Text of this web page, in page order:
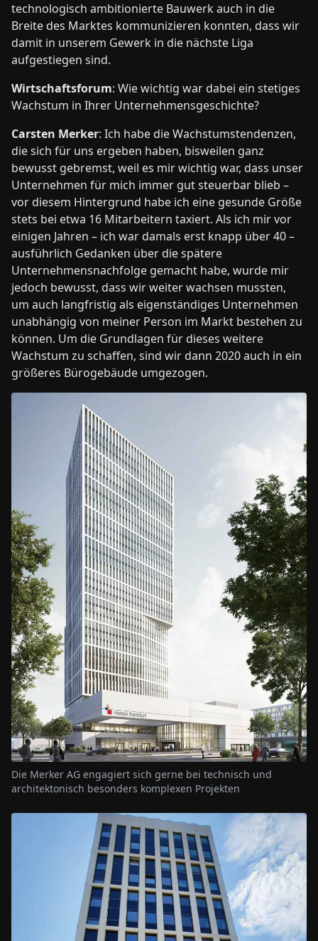
technologisch ambitionierte Bauwerk auch in die
Breite des Marktes kommunizieren konnten, dass wir
damit in unserem Gewerk in die nächste Liga
aufgestiegen sind.
Wirtschaftsforum: Wie wichtig war dabei ein stetiges
Wachstum in Ihrer Unternehmensgeschichte?
Carsten Merker: Ich habe die Wachstumstendenzen,
die sich für uns ergeben haben, bisweilen ganz
bewusst gebremst, weil es mir wichtig war, dass unser
Unternehmen für mich immer gut steuerbar blieb –
vor diesem Hintergrund habe ich eine gesunde Größe
stets bei etwa 16 Mitarbeitern taxiert. Als ich mir vor
einigen Jahren – ich war damals erst knapp über 40 –
ausführlich Gedanken über die spätere
Unternehmensnachfolge gemacht habe, wurde mir
jedoch bewusst, dass wir weiter wachsen mussten,
um auch langfristig als eigenständiges Unternehmen
unabhängig von meiner Person im Markt bestehen zu
können. Um die Grundlagen für dieses weitere
Wachstum zu schaffen, sind wir dann 2020 auch in ein
größeres Bürogebäude umgezogen.
Die Merker AG engagiert sich gerne bei technisch und
architektonisch besonders komplexen Projekten